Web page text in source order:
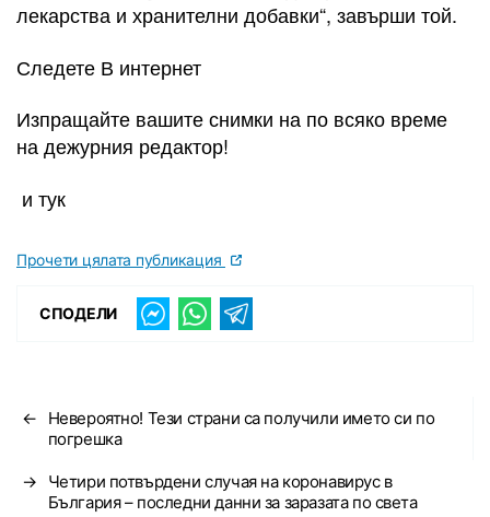
лекарства и хранителни добавки“, завърши той.
Следете В интернет
Изпращайте вашите снимки на по всяко време
на дежурния редактор!
и тук
Прочети цялата публикация
СПОДЕЛИ
←
Невероятно! Тези страни са получили името си по
погрешка
→
Четири потвърдени случая на коронавирус в
България – последни данни за заразата по света